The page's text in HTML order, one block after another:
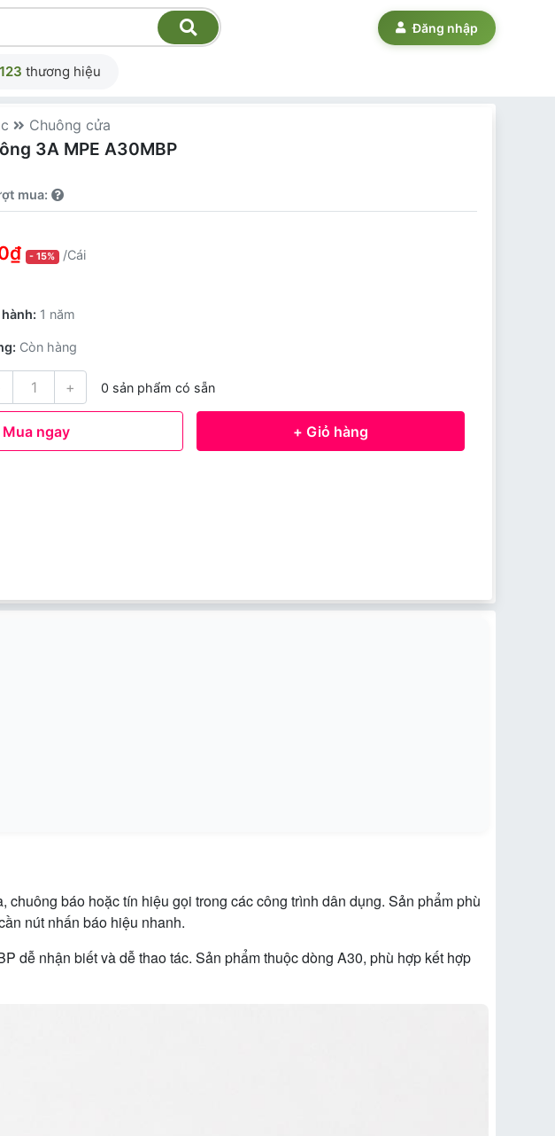
123 thương hiệu
Đăng nhập
Chuông cửa
3A MPE A30MBP
mua:
- 15%
/Cái
1 năm
Còn hàng
+ 0 sản phẩm có sẵn
Mua ngay + Giỏ hàng
báo hoặc tín hiệu gọi trong các công trình dân dụng. Sản phẩm phù
nút nhấn báo hiệu nhanh.
dễ nhận biết và dễ thao tác. Sản phẩm thuộc dòng A30, phù hợp kết hợp